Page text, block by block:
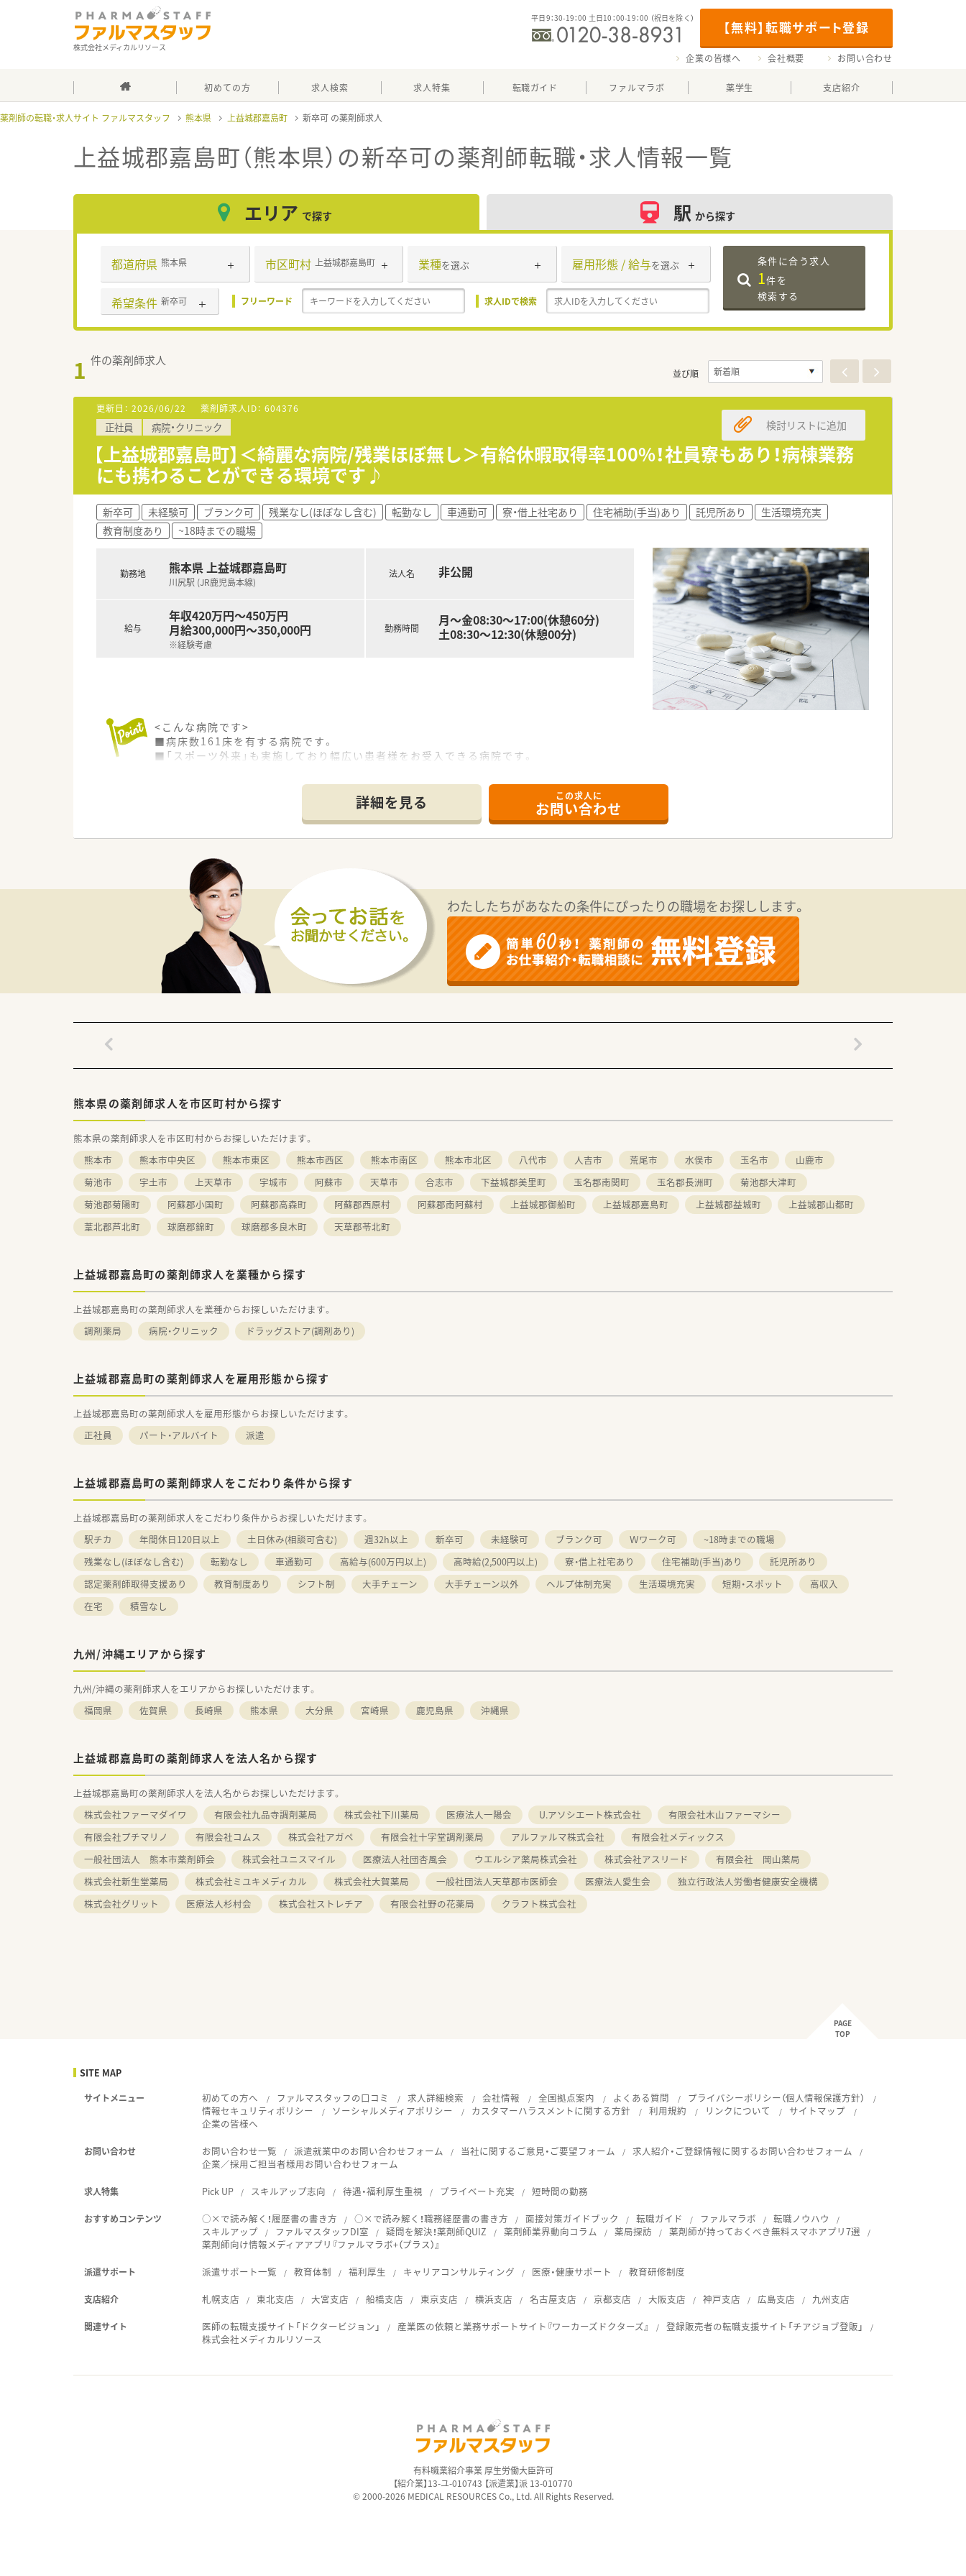
株式会社メディカルリソース
【無料】転職サポート登録
平日9：30-19：00 土日10：00-19：00 （祝日を除く）
企業の皆様へ 会社概要 お問い合わせ
初めての方 求人検索 求人特集 転職ガイド ファルマラボ 薬学生 支店紹介
薬剤師の転職・求人サイト ファルマスタッフ 熊本県 上益城郡嘉島町 新卒可
上益城郡嘉島町（熊本県）の新卒可の薬剤師転職・求人情報一覧
エリア で探す 駅 から探す
都道府県 熊本県 市区町村 上益城郡嘉島町 業種を選ぶ 雇用形態 / 給与を選ぶ
希望条件 新卒可 フリーワード 求人IDで検索
条件に合う求人
1件を
検索する
1 件の薬剤師求人
並び順
更新日： 2026/06/22 薬剤師求人ID： 604376
正社員 病院・クリニック
【上益城郡嘉島町】＜綺麗な病院/残業ほぼ無し＞有給休暇取得率100%！社員寮もあり！病棟業務
にも携わることができる環境です♪
検討リストに追加
新卒可 未経験可 ブランク可 残業なし(ほぼなし含む) 転勤なし 車通勤可 寮・借上社宅あり 住宅補助(手当)あり 託児所あり
生活環境充実
教育制度あり
~18時までの職場
勤務地 熊本県 上益城郡嘉島町
川尻駅 (JR鹿児島本線)
給与
年収420万円～450万円
月給300,000円～350,000円
※経験考慮
法人名 非公開
勤務時間
月～金08:30～17:00(休憩60分)
土08:30～12:30(休憩00分)
<こんな病院です>
■病床数161床を有する病院です。
■「スポーツ外来」も実施しており幅広い患者様をお受入できる病院です。
詳細を見る この求人に
お問い合わせ
わたしたちがあなたの条件にぴったりの職場をお探しします。
熊本県の薬剤師求人を市区町村から探す
熊本県の薬剤師求人を市区町村からお探しいただけます。
熊本市
熊本市中央区 熊本市東区 熊本市西区 熊本市南区 熊本市北区 八代市 人吉市 荒尾市 水俣市 玉名市
山鹿市
菊池市
宇土市 上天草市 宇城市 阿蘇市 天草市 合志市 下益城郡美里町 玉名郡南関町 玉名郡長洲町
菊池郡大津町
菊池郡菊陽町
阿蘇郡小国町 阿蘇郡高森町 阿蘇郡西原村 阿蘇郡南阿蘇村 上益城郡御船町 上益城郡嘉島町 上益城郡益城町
上益城郡山都町
葦北郡芦北町
球磨郡錦町 球磨郡多良木町 天草郡苓北町
上益城郡嘉島町の薬剤師求人を業種から探す
上益城郡嘉島町の薬剤師求人を業種からお探しいただけます。
調剤薬局
病院・クリニック ドラッグストア(調剤あり)
上益城郡嘉島町の薬剤師求人を雇用形態から探す
上益城郡嘉島町の薬剤師求人を雇用形態からお探しいただけます。
正社員
パート・アルバイト 派遣
上益城郡嘉島町の薬剤師求人をこだわり条件から探す
上益城郡嘉島町の薬剤師求人をこだわり条件からお探しいただけます。
駅チカ
年間休日120日以上 土日休み(相談可含む) 週32h以上 新卒可 未経験可 ブランク可 Ｗワーク可
~18時までの職場
残業なし(ほぼなし含む)
転勤なし 車通勤可 高給与(600万円以上) 高時給(2,500円以上) 寮・借上社宅あり 住宅補助(手当)あり
託児所あり
認定薬剤師取得支援あり
教育制度あり シフト制 大手チェーン 大手チェーン以外 ヘルプ体制充実 生活環境充実 短期・スポット
高収入
在宅
積雪なし
九州/沖縄エリアから探す
九州/沖縄の薬剤師求人をエリアからお探しいただけます。
福岡県
佐賀県 長崎県 熊本県 大分県 宮崎県 鹿児島県 沖縄県
上益城郡嘉島町の薬剤師求人を法人名から探す
上益城郡嘉島町の薬剤師求人を法人名からお探しいただけます。
株式会社ファーマダイワ
有限会社九品寺調剤薬局 株式会社下川薬局 医療法人一陽会 U.アソシエート株式会社
有限会社木山ファーマシー
有限会社プチマリノ
有限会社コムス 株式会社アガペ 有限会社十字堂調剤薬局 アルファルマ株式会社
有限会社メディックス
一般社団法人 熊本市薬剤師会
株式会社ユニスマイル 医療法人社団杏風会 ウエルシア薬局株式会社 株式会社アスリード
有限会社 岡山薬局
株式会社新生堂薬局
株式会社ミユキメディカル 株式会社大賀薬局 一般社団法人天草郡市医師会 医療法人愛生会
独立行政法人労働者健康安全機構
株式会社グリット
医療法人杉村会 株式会社ストレチア 有限会社野の花薬局 クラフト株式会社
PAGE
TOP
SITE MAP
サイトメニュー 初めての方へ ファルマスタッフの口コミ 求人詳細検索 会社情報 全国拠点案内 よくある質問
プライバシーポリシー（個人情報保護方針）
情報セキュリティポリシー
ソーシャルメディアポリシー カスタマーハラスメントに関する方針 利用規約 リンクについて
サイトマップ
企業の皆様へ
お問い合わせ お問い合わせ一覧 派遣就業中のお問い合わせフォーム 当社に関するご意見・ご要望フォーム
求人紹介・ご登録情報に関するお問い合わせフォーム
企業／採用ご担当者様用お問い合わせフォーム
求人特集 Pick UP スキルアップ志向 待遇・福利厚生重視 プライベート充実 短時間の勤務
おすすめコンテンツ ○×で読み解く！履歴書の書き方 ○×で読み解く！職務経歴書の書き方 面接対策ガイドブック 転職ガイド ファルマラボ
転職ノウハウ
スキルアップ
ファルマスタッフDI室 疑問を解決！薬剤師QUIZ 薬剤師業界動向コラム 薬局探訪
薬剤師が持っておくべき無料スマホアプリ7選
薬剤師向け情報メディアアプリ『ファルマラボ+（プラス）』
派遣サポート 派遣サポート一覧 教育体制 福利厚生 キャリアコンサルティング 医療・健康サポート 教育研修制度
支店紹介 札幌支店 東北支店 大宮支店 船橋支店 東京支店 横浜支店 名古屋支店 京都支店 大阪支店 神戸支店 広島支店 九州支店
関連サイト 医師の転職支援サイト「ドクタービジョン」 産業医の依頼と業務サポートサイト『ワーカーズドクターズ』
登録販売者の転職支援サイト「チアジョブ登販」
株式会社メディカルリソース
有料職業紹介事業 厚生労働大臣許可
【紹介業】13-ユ-010743 【派遣業】派 13-010770
© 2000-2026 MEDICAL RESOURCES Co., Ltd. All Rights Reserved.